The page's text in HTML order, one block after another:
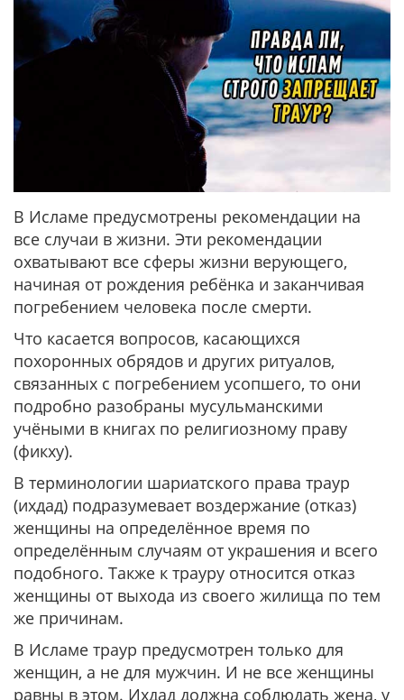
В Исламе предусмотрены рекомендации на
все случаи в жизни. Эти рекомендации
охватывают все сферы жизни верующего,
начиная от рождения ребёнка и заканчивая
погребением человека после смерти.
Что касается вопросов, касающихся
похоронных обрядов и других ритуалов,
связанных с погребением усопшего, то они
подробно разобраны мусульманскими
учёными в книгах по религиозному праву
(фикху).
В терминологии шариатского права траур
(ихдад) подразумевает воздержание (отказ)
женщины на определённое время по
определённым случаям от украшения и всего
подобного. Также к трауру относится отказ
женщины от выхода из своего жилища по тем
же причинам.
В Исламе траур предусмотрен только для
женщин, а не для мужчин. И не все женщины
равны в этом. Ихдад должна соблюдать жена, у